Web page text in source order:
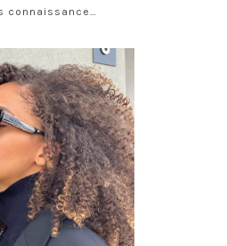
connaissance…